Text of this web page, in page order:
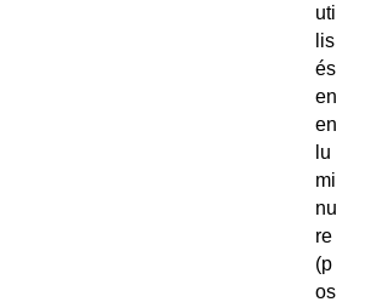
uti
lis
és
en
en
lu
mi
nu
re
(p
os